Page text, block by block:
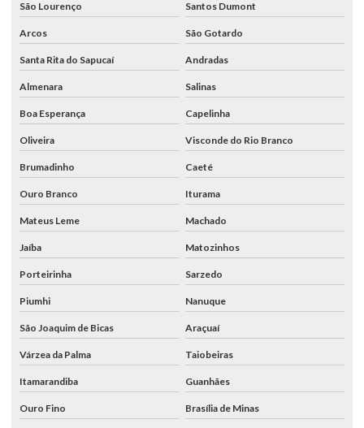
São Lourenço Santos Dumont
Arcos São Gotardo
Santa Rita do Sapucaí Andradas
Almenara Salinas
Boa Esperança Capelinha
Oliveira Visconde do Rio Branco
Brumadinho Caeté
Ouro Branco Iturama
Mateus Leme Machado
Jaíba Matozinhos
Porteirinha Sarzedo
Piumhi Nanuque
São Joaquim de Bicas Araçuaí
Várzea da Palma Taiobeiras
Itamarandiba Guanhães
Ouro Fino Brasília de Minas